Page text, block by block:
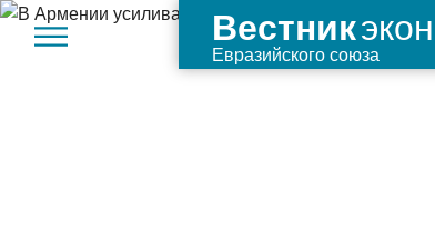
Вестник
Евразийского союза